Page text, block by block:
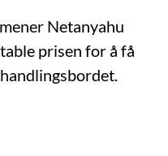
Netanyahu
prisen for å få